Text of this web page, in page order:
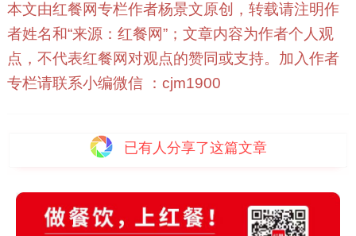
本文由红餐网专栏作者杨景文原创，转载请注明作
者姓名和“来源：红餐网”；文章内容为作者个人观
点，不代表红餐网对观点的赞同或支持。加入作者
专栏请联系小编微信 ：cjm1900
已有 人分享了这篇文章